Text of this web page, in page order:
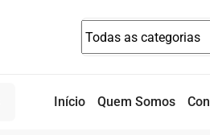
Início Quem Somos